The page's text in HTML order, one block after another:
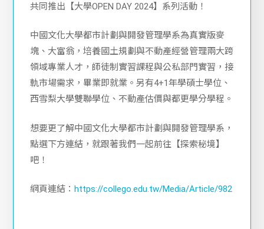
共同推出【大學OPEN DAY 2024】系列活動！
中國文化大學都市計劃與開發管理學系為真實版麥
塊、大富翁，培養國土規劃與不動產經營管理兩大跨
領域專業人才，師徒制實習課程與公私部門實習，接
軌市場需求，畢業即就業。另有4+1年學碩士學位、
西雪梨大學雙聯學位、不動產估價與都更學分學程。
想要更了解中國文化大學都市計劃與開發管理學系，
點選下方連結，就跟著我們一起前往【探索秘境】
吧！
網頁連結：https://collego.edu.tw/Media/Article/982